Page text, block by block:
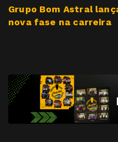
Grupo Bom Astral
nova fase na carreira